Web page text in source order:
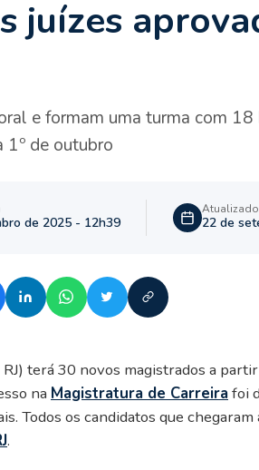
juízes
e formam uma turma com
1º de outubro
de 2025 - 12h39 22 de
terá 30 novos magistrados a
na Magistratura de Carreirafoi
Todos os candidatos que
.